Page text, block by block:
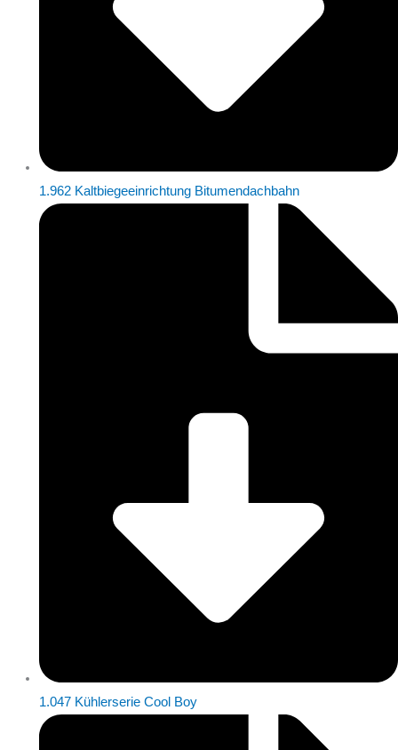
1.962 Kaltbiegeeinrichtung Bitumendachbahn
1.047 Kühlerserie Cool Boy